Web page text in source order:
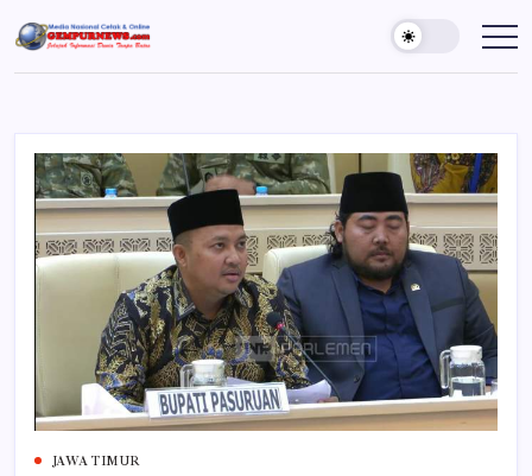
to
content
Gempur
News
Jelajah
Dunia
JAWA TIMUR